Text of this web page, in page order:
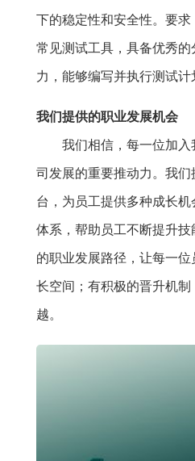
下的稳定性和安全性。要
常见测试工具，具备优秀
力，能够编写并执行测试计
我们提供的职业发展机会
我们相信，每一位加
司发展的重要推动力。我
台，为员工提供多种成长机
体系，帮助员工不断提升
的职业发展路径，让每一
长空间；有积极的晋升机
越。